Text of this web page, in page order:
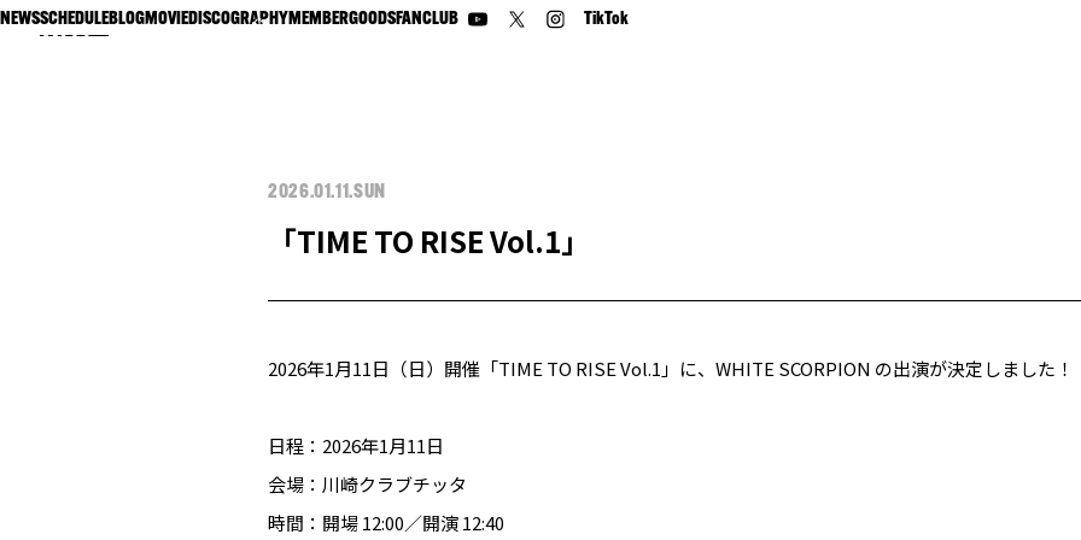
NEWSSCHEDULEBLOGMOVIE DISCOGRAPHYMEMBERGOODS FANCLUB TikTok
2026.01.11.SUN
「TIME TO RISE Vol.1」
2026年1月11日（日）開催「TIME TO RISE Vol.1」に、WHITE SCORPION の出演が決定しました！
日程：2026年1月11日
会場：川崎クラブチッタ
時間：開場 12:00／開演 12:40